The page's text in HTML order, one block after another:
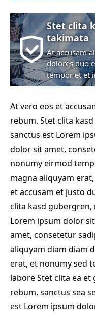
Stet clita
takimata
At accusam
dolores duo
tempor et et
At vero eos et
rebum. Stet clita
sanctus est Lorem
dolor sit amet,
nonumy eirmod
magna aliquyam
et accusam et justo
clita kasd gubergren,
Lorem ipsum dolor
amet, consetetur
aliquyam diam diam
erat, et nonumy sed
labore Stet clita ea
rebum. sanctus sea
est Lorem ipsum